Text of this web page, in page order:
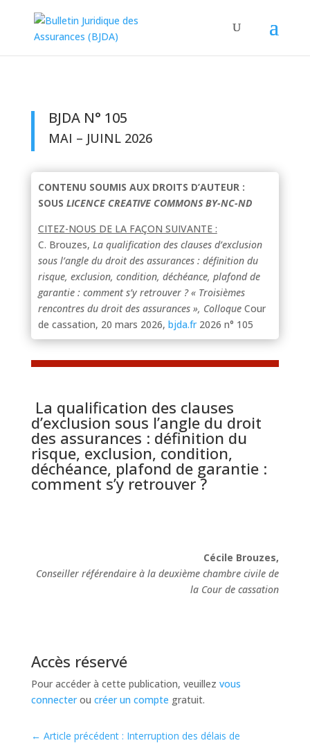
BJDA N° 105
MAI – JUINL 2026
CONTENU SOUMIS AUX DROITS D’AUTEUR :
SOUS LICENCE CREATIVE COMMONS BY-NC-ND
CITEZ-NOUS DE LA FAÇON SUIVANTE :
C. Brouzes, La qualification des clauses d’exclusion
sous l’angle du droit des assurances : définition du
risque, exclusion, condition, déchéance, plafond de
garantie : comment s’y retrouver ? « Troisièmes
rencontres du droit des assurances », Colloque Cour
de cassation, 20 mars 2026, bjda.fr2026 n° 105
La qualification des clauses
d’exclusion sous l’angle du droit
des assurances : définition du
risque, exclusion, condition,
déchéance, plafond de garantie :
comment s’y retrouver ?
Cécile Brouzes,
Conseiller référendaire à la deuxième chambre civile de
la Cour de cassation
Accès réservé
Pour accéder à cette publication, veuillez vous
connecterou créer un compte gratuit.
← Article précédent : Interruption des délais de